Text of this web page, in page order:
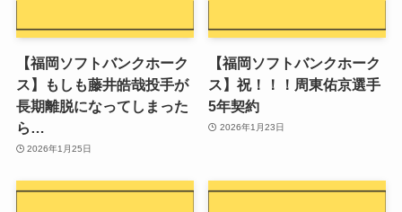
【福岡ソフトバンクホーク
ス】もしも藤井皓哉投手が
長期離脱になってしまった
ら…
2026年1月25日
【福岡ソフトバンクホーク
ス】祝！！！周東佑京選手
5年契約
2026年1月23日